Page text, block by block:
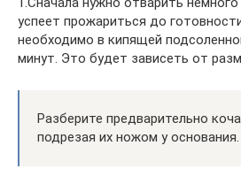
успеет прожариться до
необходимо в кипящей
минут. Это будет зависеть от
Разберите предварительно
подрезая их ножом у основания.